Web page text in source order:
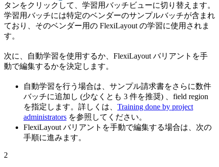
タンをクリックして、学習用バッチビューに切り替えます。
学習用バッチには特定のベンダーのサンプルバッチが含まれ
ており、そのベンダー用の FlexiLayout の学習に使用されま
す。
次に、自動学習を使用するか、FlexiLayout バリアントを手
動で編集するかを決定します。
自動学習を行う場合は、サンプル請求書をさらに数件
バッチに追加し (少なくとも 3 件を推奨) 、field region
を指定します。詳しくは、 Training done by project
administrators を参照してください。
FlexiLayout バリアントを手動で編集する場合は、次の
手順に進みます。
2